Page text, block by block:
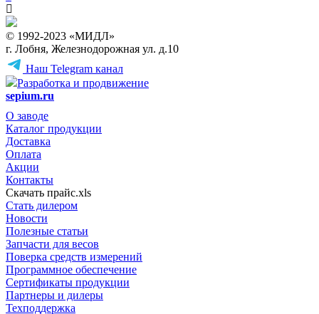
© 1992-2023 «МИДЛ»
г. Лобня, Железнодорожная ул. д.10
Наш Telegram канал
Разработка и продвижение
sepium.ru
О заводе
Каталог продукции
Доставка
Оплата
Акции
Контакты
Скачать прайс.xls
Стать дилером
Новости
Полезные статьи
Запчасти для весов
Поверка средств измерений
Программное обеспечение
Сертификаты продукции
Партнеры и дилеры
Техподдержка